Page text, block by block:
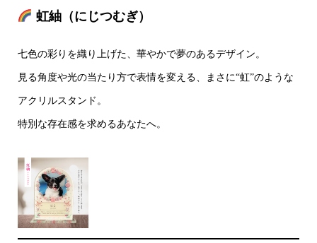
虹紬（にじつむぎ）
七色の彩りを織り上げた、華やかで夢のあるデザイン。
見る角度や光の当たり方で表情を変える、まさに“虹”のような
アクリルスタンド。
特別な存在感を求めるあなたへ。